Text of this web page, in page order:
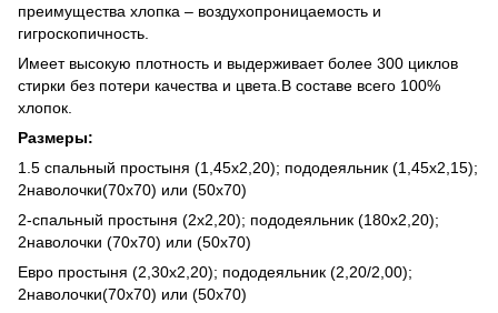
преимущества хлопка – воздухопроницаемость и
гигроскопичность.
Имеет высокую плотность и выдерживает более 300 циклов
стирки без потери качества и цвета.В составе всего 100%
хлопок.
Размеры:
1.5 спальный простыня (1,45х2,20); пододеяльник (1,45х2,15);
2наволочки(70х70) или (50х70)
2-спальный простыня (2х2,20); пододеяльник (180х2,20);
2наволочки (70х70) или (50х70)
Евро простыня (2,30х2,20); пододеяльник (2,20/2,00);
2наволочки(70х70) или (50х70)